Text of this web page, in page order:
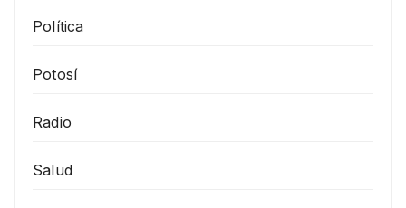
Política
Potosí
Radio
Salud